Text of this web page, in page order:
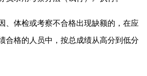
、体检或考察不合格出现缺额的，在应
合格的人员中，按总成绩从高分到低分